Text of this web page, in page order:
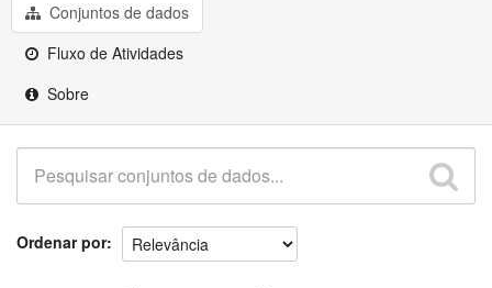
Conjuntos de dados
Fluxo de Atividades
Sobre
Ordenar por